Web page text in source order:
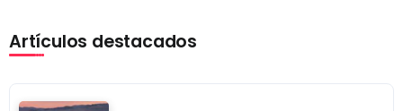
Artículos destacados